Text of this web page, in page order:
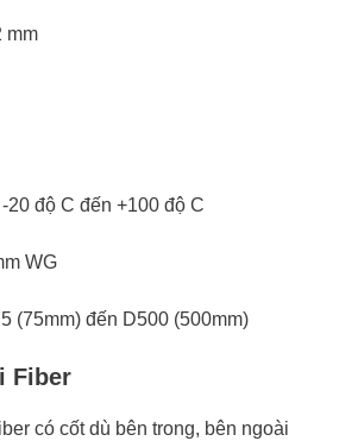
mm
20 độ C đến +100 độ C
WG
(75mm) đến D500 (500mm)
Fiber
có cốt dù bên trong, bên ngoài